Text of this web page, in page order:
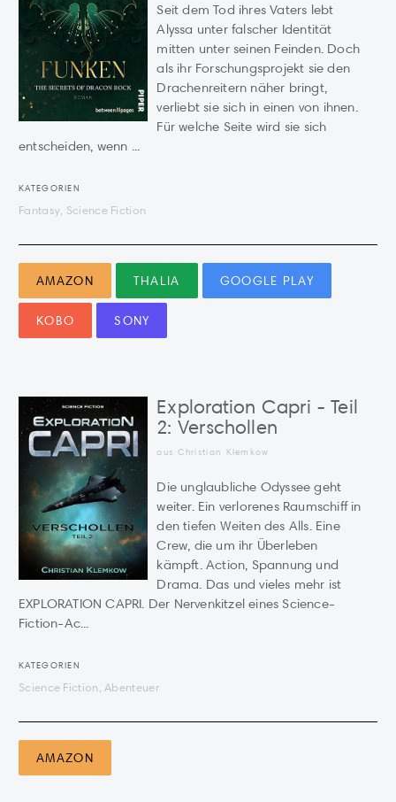
Seit dem Tod ihres Vaters lebt
Alyssa unter falscher Identität
mitten unter seinen Feinden. Doch
als ihr Forschungsprojekt sie den
Drachenreitern näher bringt,
verliebt sie sich in einen von ihnen.
Für welche Seite wird sie sich
entscheiden, wenn ...
KATEGORIEN
Fantasy, Science Fiction
AMAZON THALIA GOOGLE PLAY
KOBO SONY
Exploration Capri - Teil
2: Verschollen
aus Christian Klemkow
Die unglaubliche Odyssee geht
weiter. Ein verlorenes Raumschiff in
den tiefen Weiten des Alls. Eine
Crew, die um ihr Überleben
kämpft. Action, Spannung und
Drama. Das und vieles mehr ist
EXPLORATION CAPRI. Der Nervenkitzel eines Science-
Fiction-Ac...
KATEGORIEN
Science Fiction, Abenteuer
AMAZON